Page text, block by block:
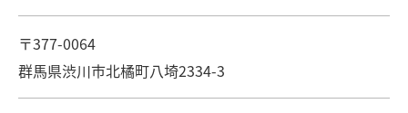
〒377-0064
群馬県渋川市北橘町八埼2334-3